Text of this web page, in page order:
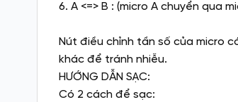
6. A <=> B : (micro A chuyển qua
Nút điều chỉnh tần số của micro
khác để tránh nhiễu.
HƯỚNG DẪN SẠC:
Có 2 cách để sạc: